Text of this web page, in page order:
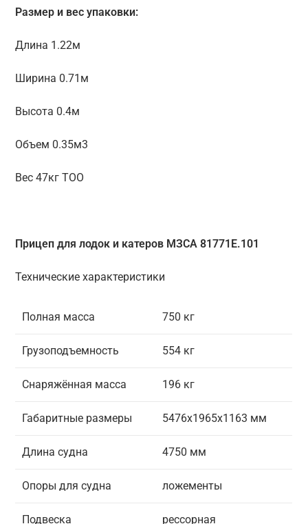
Размер и вес упаковки:
Длина 1.22м
Ширина 0.71м
Высота 0.4м
Объем 0.35м3
Вес 47кг ТОО
Прицеп для лодок и катеров МЗСА 81771E.101
Технические характеристики
Полная масса 750 кг
Грузоподъемность 554 кг
Снаряжённая масса 196 кг
Габаритные размеры 5476x1965x1163 мм
Длина судна 4750 мм
Опоры для судна ложементы
Подвеска рессорная